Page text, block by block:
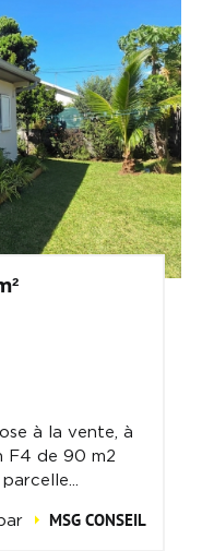
à la vente, à
F4 de 90 m2
MSG CONSEIL